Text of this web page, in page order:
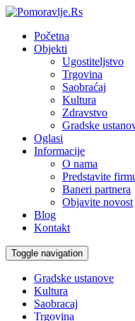
Početna
Objekti
Ugostiteljstvo
Trgovina
Saobraćaj
Kultura
Zdravstvo
Gradske
Oglasi
Informacije
O nama
Predstavite
Baneri partnera
Objavite novost
Blog
Kontakt
Toggle navigation
Gradske ustanove
Kultura
Saobracaj
Trgovina